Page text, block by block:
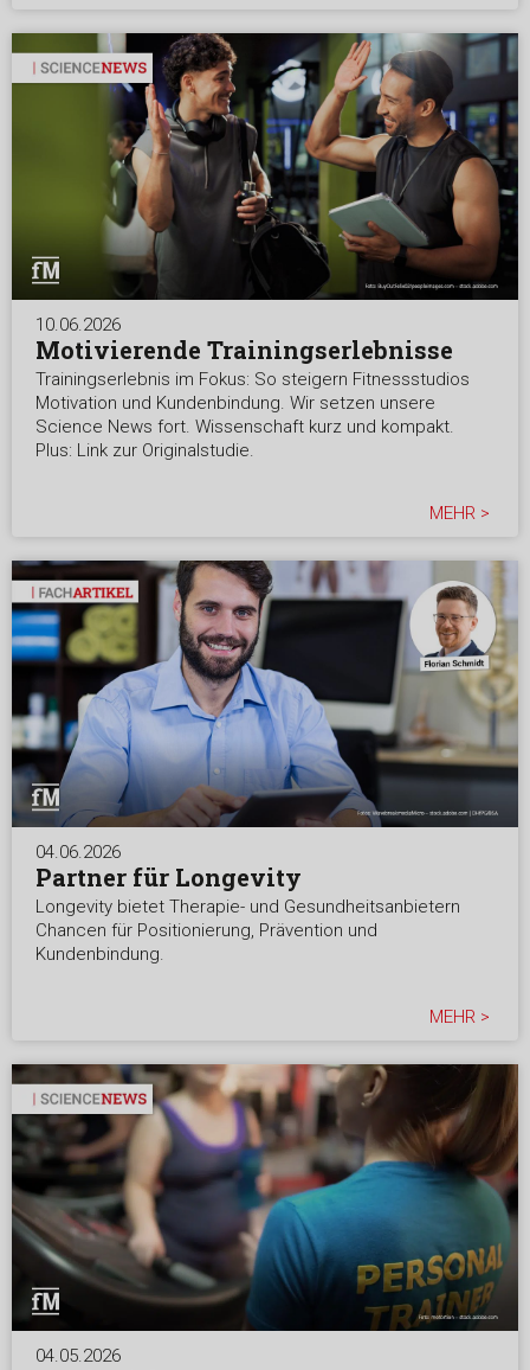
10.06.2026
Motivierende Trainingserlebnisse
Trainingserlebnis im Fokus: So steigern Fitnessstudios
Motivation und Kundenbindung. Wir setzen unsere
Science News fort. Wissenschaft kurz und kompakt.
Plus: Link zur Originalstudie.
MEHR >
04.06.2026
Partner für Longevity
Longevity bietet Therapie- und Gesundheitsanbietern
Chancen für Positionierung, Prävention und
Kundenbindung.
MEHR >
04.05.2026